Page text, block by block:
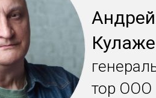
Ан­дрей
тор